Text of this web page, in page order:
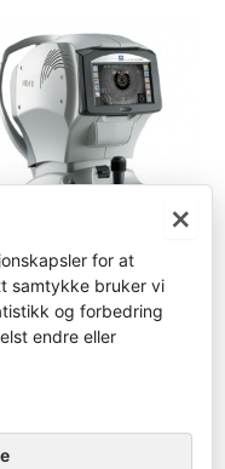
Keratometer
TONOREF III
inn for å bestille
×
for at
samtykke bruker vi
og forbedring
endre eller